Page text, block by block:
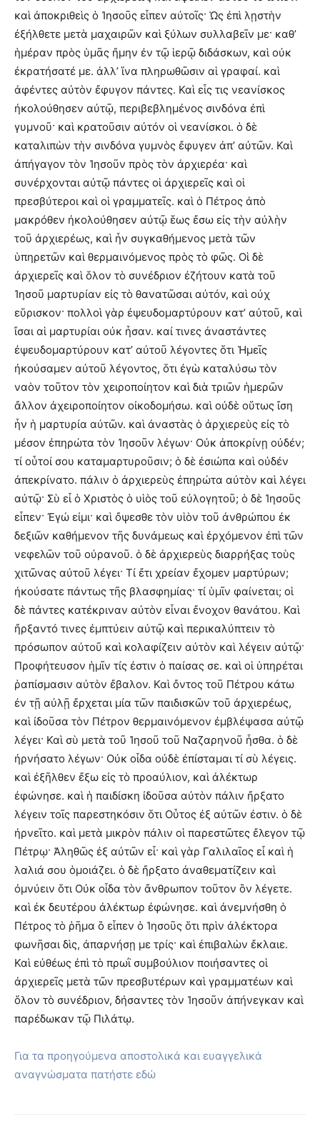
καὶ ἀποκριθεὶς ὁ Ἰησοῦς εἶπεν αὐτοῖς· Ὡς ἐπὶ λῃστὴν
ἐξήλθετε μετὰ μαχαιρῶν καὶ ξύλων συλλαβεῖν με· καθ’
ἡμέραν πρὸς ὑμᾶς ἤμην ἐν τῷ ἱερῷ διδάσκων, καὶ οὐκ
ἐκρατήσατέ με. ἀλλ’ ἵνα πληρωθῶσιν αἱ γραφαί. καὶ
ἀφέντες αὐτὸν ἔφυγον πάντες. Καὶ εἷς τις νεανίσκος
ἠκολούθησεν αὐτῷ, περιβεβλημένος σινδόνα ἐπὶ
γυμνοῦ· καὶ κρατοῦσιν αὐτόν οἱ νεανίσκοι. ὁ δὲ
καταλιπὼν τὴν σινδόνα γυμνὸς ἔφυγεν ἀπ’ αὐτῶν. Καὶ
ἀπήγαγον τὸν Ἰησοῦν πρὸς τὸν ἀρχιερέα· καὶ
συνέρχονται αὐτῷ πάντες οἱ ἀρχιερεῖς καὶ οἱ
πρεσβύτεροι καὶ οἱ γραμματεῖς. καὶ ὁ Πέτρος ἀπὸ
μακρόθεν ἠκολούθησεν αὐτῷ ἕως ἔσω εἰς τὴν αὐλὴν
τοῦ ἀρχιερέως, καὶ ἦν συγκαθήμενος μετὰ τῶν
ὑπηρετῶν καὶ θερμαινόμενος πρὸς τὸ φῶς. Οἱ δὲ
ἀρχιερεῖς καὶ ὅλον τὸ συνέδριον ἐζήτουν κατὰ τοῦ
Ἰησοῦ μαρτυρίαν εἰς τὸ θανατῶσαι αὐτόν, καὶ οὐχ
εὕρισκον· πολλοὶ γὰρ ἐψευδομαρτύρουν κατ’ αὐτοῦ, καὶ
ἴσαι αἱ μαρτυρίαι οὐκ ἦσαν. καί τινες ἀναστάντες
ἐψευδομαρτύρουν κατ’ αὐτοῦ λέγοντες ὅτι Ἡμεῖς
ἠκούσαμεν αὐτοῦ λέγοντος, ὅτι ἐγὼ καταλύσω τὸν
ναὸν τοῦτον τὸν χειροποίητον καὶ διὰ τριῶν ἡμερῶν
ἄλλον ἀχειροποίητον οἰκοδομήσω. καὶ οὐδὲ οὕτως ἴση
ἦν ἡ μαρτυρία αὐτῶν. καὶ ἀναστὰς ὁ ἀρχιερεὺς εἰς τὸ
μέσον ἐπηρώτα τὸν Ἰησοῦν λέγων· Οὐκ ἀποκρίνῃ οὐδέν;
τί οὗτοί σου καταμαρτυροῦσιν; ὁ δὲ ἐσιώπα καὶ οὐδέν
ἀπεκρίνατο. πάλιν ὁ ἀρχιερεὺς ἐπηρώτα αὐτὸν καὶ λέγει
αὐτῷ· Σὺ εἶ ὁ Χριστὸς ὁ υἱὸς τοῦ εὐλογητοῦ; ὁ δὲ Ἰησοῦς
εἶπεν· Ἐγώ εἰμι· καὶ ὄψεσθε τὸν υἱὸν τοῦ ἀνθρώπου ἐκ
δεξιῶν καθήμενον τῆς δυνάμεως καὶ ἐρχόμενον ἐπὶ τῶν
νεφελῶν τοῦ οὐρανοῦ. ὁ δὲ ἀρχιερεὺς διαρρήξας τοὺς
χιτῶνας αὐτοῦ λέγει· Τί ἔτι χρείαν ἔχομεν μαρτύρων;
ἠκούσατε πάντως τῆς βλασφημίας· τί ὑμῖν φαίνεται; οἱ
δὲ πάντες κατέκριναν αὐτὸν εἶναι ἔνοχον θανάτου. Καὶ
ἤρξαντό τινες ἐμπτύειν αὐτῷ καὶ περικαλύπτειν τὸ
πρόσωπον αὐτοῦ καὶ κολαφίζειν αὐτὸν καὶ λέγειν αὐτῷ·
Προφήτευσον ἡμῖν τίς ἐστιν ὁ παίσας σε. καὶ οἱ ὑπηρέται
ῥαπίσμασιν αὐτὸν ἔβαλον. Καὶ ὄντος τοῦ Πέτρου κάτω
ἐν τῇ αὐλῇ ἔρχεται μία τῶν παιδισκῶν τοῦ ἀρχιερέως,
καὶ ἰδοῦσα τὸν Πέτρον θερμαινόμενον ἐμβλέψασα αὐτῷ
λέγει· Καὶ σὺ μετὰ τοῦ Ἰησοῦ τοῦ Ναζαρηνοῦ ἦσθα. ὁ δὲ
ἠρνήσατο λέγων· Οὐκ οἶδα οὐδὲ ἐπίσταμαι τί σὺ λέγεις.
καὶ ἐξῆλθεν ἔξω εἰς τὸ προαύλιον, καὶ ἀλέκτωρ
ἐφώνησε. καὶ ἡ παιδίσκη ἰδοῦσα αὐτὸν πάλιν ἤρξατο
λέγειν τοῖς παρεστηκόσιν ὅτι Οὗτος ἐξ αὐτῶν ἐστιν. ὁ δὲ
ἠρνεῖτο. καὶ μετὰ μικρὸν πάλιν οἱ παρεστῶτες ἔλεγον τῷ
Πέτρῳ· Ἀληθῶς ἐξ αὐτῶν εἶ· καὶ γὰρ Γαλιλαῖος εἶ καὶ ἡ
λαλιά σου ὁμοιάζει. ὁ δὲ ἤρξατο ἀναθεματίζειν καὶ
ὀμνύειν ὅτι Οὐκ οἶδα τὸν ἄνθρωπον τοῦτον ὃν λέγετε.
καὶ ἐκ δευτέρου ἀλέκτωρ ἐφώνησε. καὶ ἀνεμνήσθη ὁ
Πέτρος τὸ ῥῆμα ὃ εἶπεν ὁ Ἰησοῦς ὅτι πρὶν ἀλέκτορα
φωνῆσαι δὶς, ἀπαρνήσῃ με τρίς· καὶ ἐπιβαλὼν ἔκλαιε.
Καὶ εὐθέως ἐπὶ τὸ πρωῒ συμβούλιον ποιήσαντες οἱ
ἀρχιερεῖς μετὰ τῶν πρεσβυτέρων καὶ γραμματέων καὶ
ὅλον τὸ συνέδριον, δήσαντες τὸν Ἰησοῦν ἀπήνεγκαν καὶ
παρέδωκαν τῷ Πιλάτῳ.
Για τα προηγούμενα αποστολικά και ευαγγελικά
αναγνώσματα πατήστε εδώ